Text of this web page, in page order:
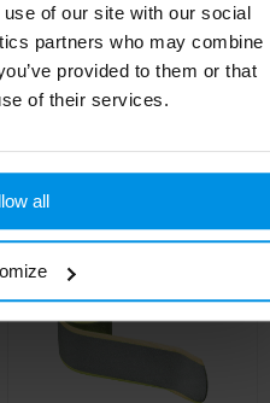
of our site with our social
partners who may combine
provided to them or that
of their services.
all
cm